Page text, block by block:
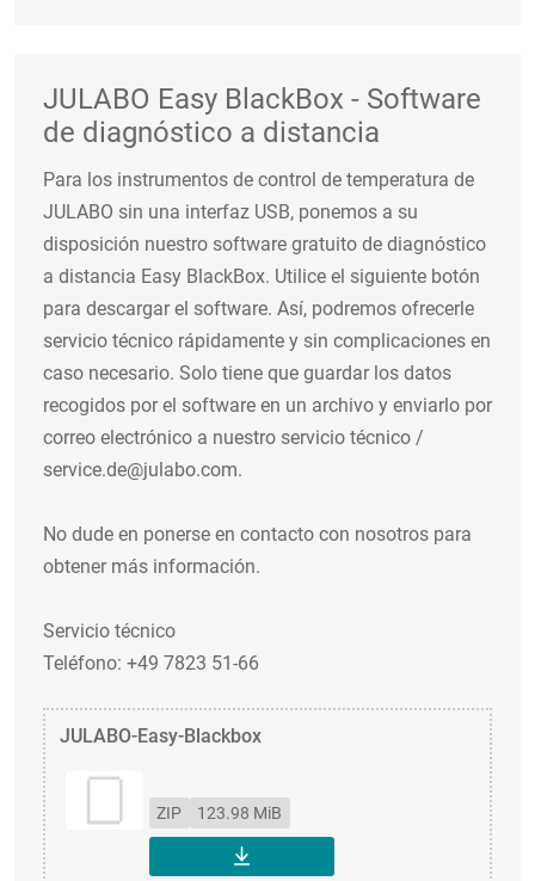
JULABO Easy BlackBox - Software
de diagnóstico a distancia
Para los instrumentos de control de temperatura de
JULABO sin una interfaz USB, ponemos a su
disposición nuestro software gratuito de diagnóstico
a distancia Easy BlackBox. Utilice el siguiente botón
para descargar el software. Así, podremos ofrecerle
servicio técnico rápidamente y sin complicaciones en
caso necesario. Solo tiene que guardar los datos
recogidos por el software en un archivo y enviarlo por
correo electrónico a nuestro servicio técnico /
service.de@julabo.com.
No dude en ponerse en contacto con nosotros para
obtener más información.
Servicio técnico
Teléfono: +49 7823 51-66
JULABO-Easy-Blackbox
ZIP 123.98 MiB
DESCARGAR